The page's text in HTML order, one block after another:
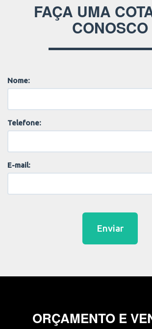
FAÇA UMA
CONOSCO
Nome:
Telefone:
E-mail:
Enviar
ORÇAMENTO E